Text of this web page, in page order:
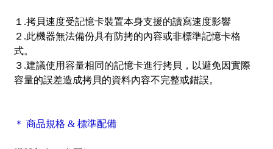
１.拷貝速度受記憶卡裝置本身支援的讀寫速度影響
２.此機器無法備份具有防拷的內容或非標準記憶卡格
式。
３.建議使用容量相同的記憶卡進行拷貝，以避免因實際
容量的誤差造成拷貝的資料內容不完整或錯誤。
＊ 商品規格 & 標準配備